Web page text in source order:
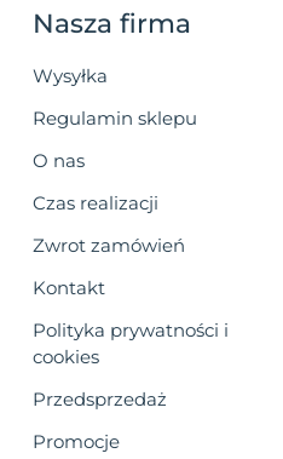
Nasza firma
Wysyłka
Regulamin sklepu
O nas
Czas realizacji
Zwrot zamówień
Kontakt
Polityka prywatności i
cookies
Przedsprzedaż
Promocje